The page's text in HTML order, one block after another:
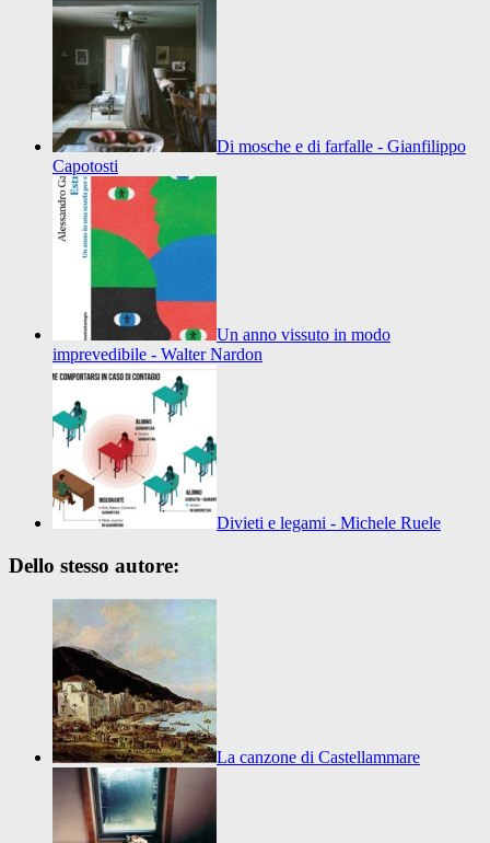
Di mosche e di farfalle - Gianfilippo
Capotosti
Un anno vissuto in modo
imprevedibile - Walter Nardon
Divieti e legami - Michele Ruele
Dello stesso autore:
La canzone di Castellammare